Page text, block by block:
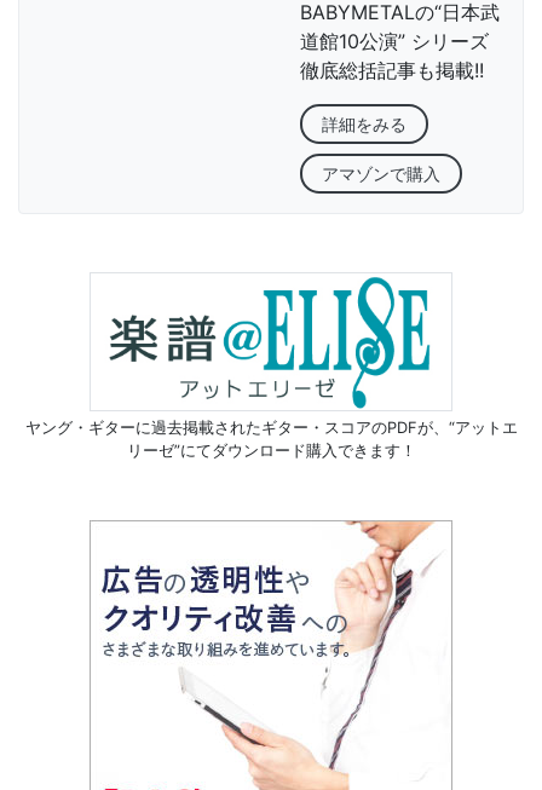
BABYMETALの“日本武
道館10公演” シリーズ
徹底総括記事も掲載!!
詳細をみる
アマゾンで購入
ヤング・ギターに過去掲載されたギター・スコアのPDFが、 “アットエ
リーゼ”にてダウンロード購入できます！